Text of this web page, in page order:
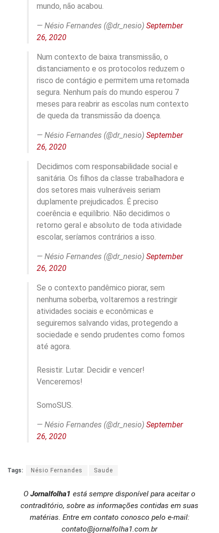
mundo, não acabou.
— Nésio Fernandes (@dr_nesio) September
26, 2020
Num contexto de baixa transmissão, o
distanciamento e os protocolos reduzem o
risco de contágio e permitem uma retomada
segura. Nenhum país do mundo esperou 7
meses para reabrir as escolas num contexto
de queda da transmissão da doença.
— Nésio Fernandes (@dr_nesio) September
26, 2020
Decidimos com responsabilidade social e
sanitária. Os filhos da classe trabalhadora e
dos setores mais vulneráveis seriam
duplamente prejudicados. É preciso
coerência e equilíbrio. Não decidimos o
retorno geral e absoluto de toda atividade
escolar, seríamos contrários a isso.
— Nésio Fernandes (@dr_nesio) September
26, 2020
Se o contexto pandêmico piorar, sem
nenhuma soberba, voltaremos a restringir
atividades sociais e econômicas e
seguiremos salvando vidas, protegendo a
sociedade e sendo prudentes como fomos
até agora.
Resistir. Lutar. Decidir e vencer!
Venceremos!
SomoSUS.
— Nésio Fernandes (@dr_nesio) September
26, 2020
Tags: Nésio Fernandes Saude
O Jornalfolha1 está sempre disponível para aceitar o
contraditório, sobre as informações contidas em suas
matérias. Entre em contato conosco pelo e-mail:
contato@jornalfolha1.com.br